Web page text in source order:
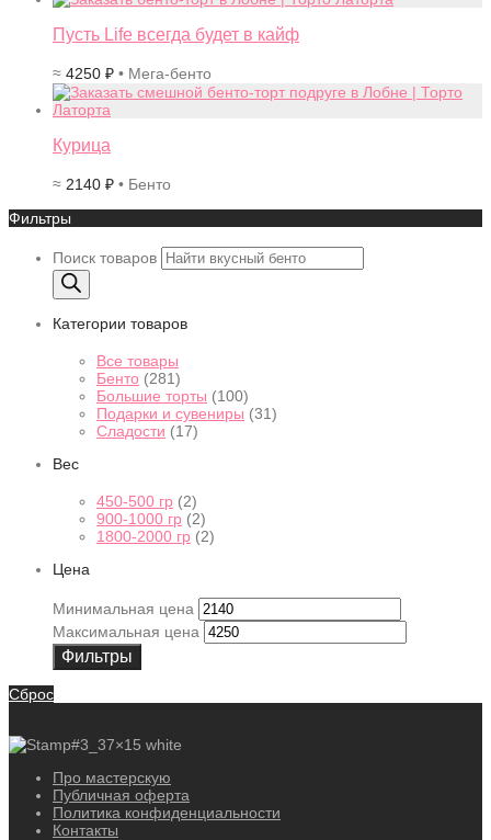
Пусть Life всегда будет в кайф
≈ 4250 ₽ • Мега-бенто
Курица
≈ 2140 ₽ • Бенто
Фильтры
Поиск товаров
Категории товаров
Все товары
Бенто (281)
Большие торты (100)
Подарки и сувениры (31)
Сладости (17)
Вес
450-500 гр (2)
900-1000 гр (2)
1800-2000 гр (2)
Цена
Минимальная цена
Максимальная цена
Фильтры
Сброс
Про мастерскую
Публичная оферта
Политика конфиденциальности
Контакты